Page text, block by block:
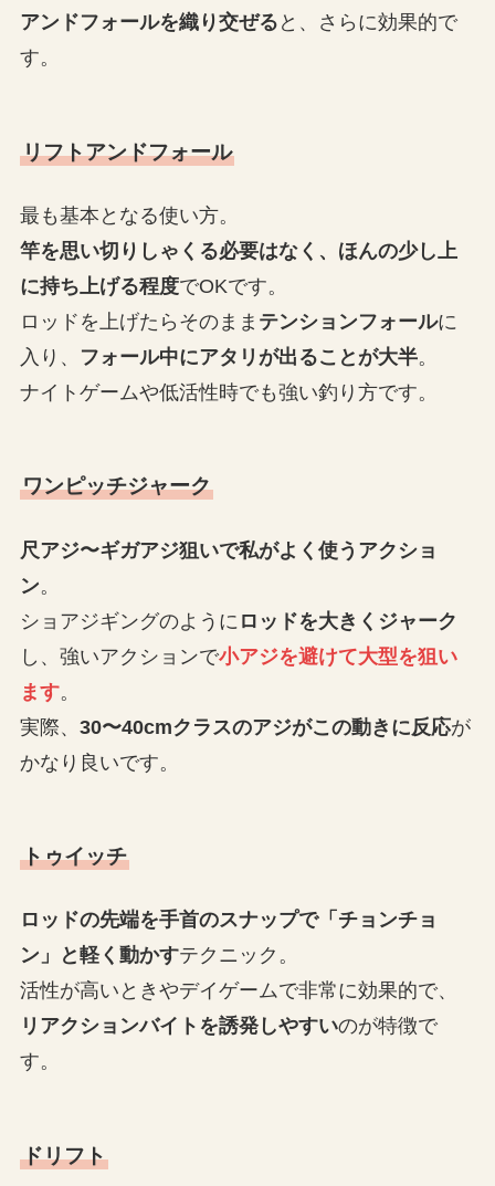
アンドフォールを織り交ぜる と、さらに効果的で
す。
リフトアンドフォール
最も基本となる使い方。
竿を思い切りしゃくる必要はなく、ほんの少し上
に持ち上げる程度でOKです。
ロッドを上げたらそのまま テンションフォールに
入り、
フォール中にアタリが出ることが大半。
ナイトゲームや低活性時でも強い釣り方です。
ワンピッチジャーク
尺アジ〜ギガアジ狙いで私がよく使うアクショ
ン。
ショアジギングのように ロッドを大きくジャーク
し、強いアクションで小アジを避けて大型を狙い
ます。
実際、 30〜40cmクラスのアジがこの動きに反応が
かなり良いです。
トゥイッチ
ロッドの先端を手首のスナップで「チョンチョ
ン」と軽く動かすテクニック。
活性が高いときやデイゲームで非常に効果的で、
リアクションバイトを誘発しやすいのが特徴で
す。
ドリフト